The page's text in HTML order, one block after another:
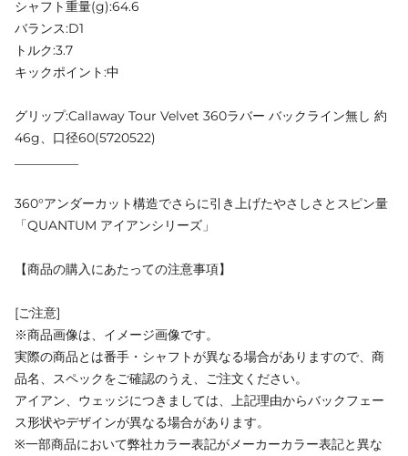
シャフト重量(g):64.6
バランス:D1
トルク:3.7
キックポイント:中
グリップ:Callaway Tour Velvet 360ラバー バックライン無し 約
46g、口径60(5720522)
360°アンダーカット構造でさらに引き上げたやさしさとスピン量
「QUANTUM アイアンシリーズ」
【商品の購入にあたっての注意事項】
[ご注意]
※商品画像は、イメージ画像です。
実際の商品とは番手・シャフトが異なる場合がありますので、商
品名、スペックをご確認のうえ、ご注文ください。
アイアン、ウェッジにつきましては、上記理由からバックフェー
ス形状やデザインが異なる場合があります。
※一部商品において弊社カラー表記がメーカーカラー表記と異な